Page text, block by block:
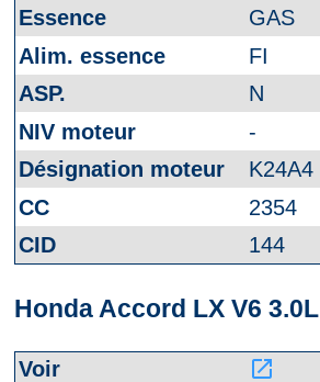
GAS
FI
N
-
K24A4
2354
144
Honda Accord LX V6 3.0L
launch